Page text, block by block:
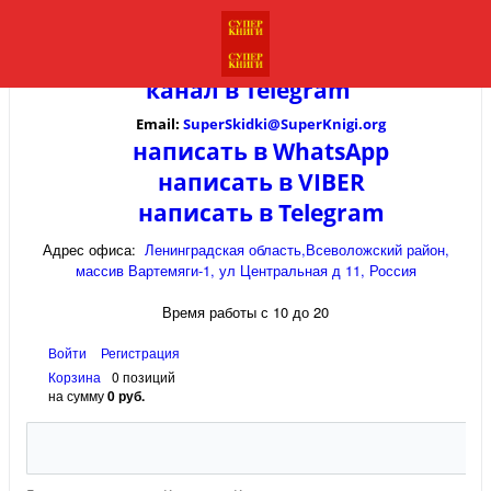
канал вTelegram
Email: SuperSkidki@SuperKnigi.org
написать в WhatsApp
написать в VIBER
написать в Telegram
Адрес офиса: Ленинградская область,Всеволожский район,
массив Вартемяги-1, ул Центральная д 11, Россия
Время работы с 10 до 20
Войти
Регистрация
Корзина
0 позиций
на сумму0 руб.